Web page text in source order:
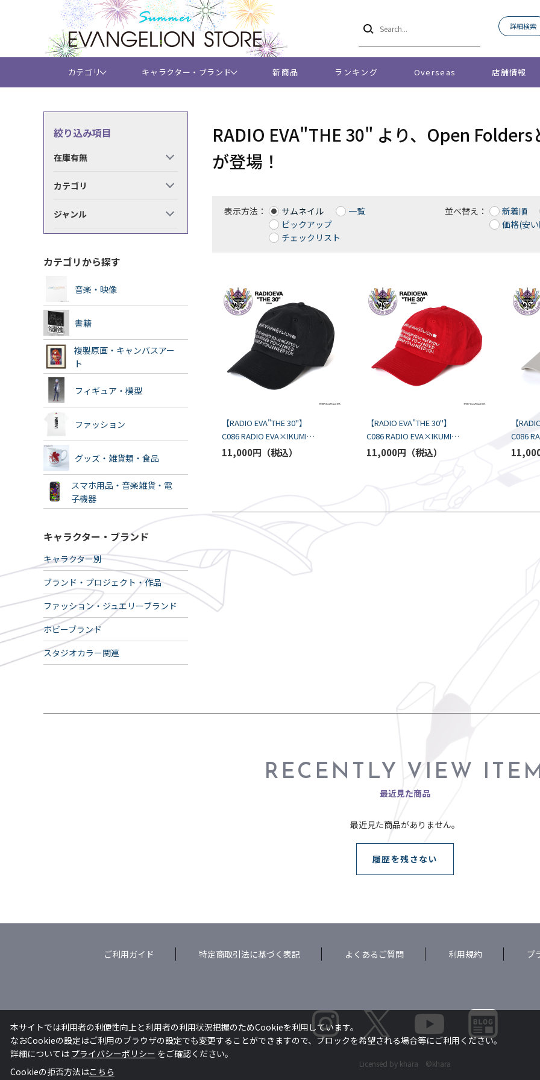
詳細検索
カテゴリ キャラクター・ブランド 新商品 ランキング Overseas 店舗情報
絞り込み項目
在庫有無
カテゴリ
ジャンル
カテゴリから探す
音楽・映像
書籍
複製原画・キャンバスアー
ト
フィギュア・模型
ファッション
グッズ・雑貨類・食品
スマホ用品・音楽雑貨・電
子機器
キャラクター・ブランド
キャラクター別
ブランド・プロジェクト・作品
ファッション・ジュエリーブランド
ホビーブランド
スタジオカラー関連
RADIO EVA"THE 30" より、Open
が登場！
表示方法： サムネイル
一覧
ピックアップ
チェックリスト
並べ替え：
新着順
価格(安
【RADIO EVA"THE 30"】
C086 RADIO EVA×IKUMI
EMBROIDERY CAP by
OpenFolders / BLACK
11,000円
【RADIO EVA"THE 30"】
C086 RADIO EVA×IKUMI
EMBROIDERY CAP by
OpenFolders / RED
11,000円
【
C086
RECENTLY VIEW
最近見た商品
最近見た商品がありません。
履歴を残さない
ご利用ガイド 特定商取引法に基づく表記 よくあるご質問 利用規約 プ
Licensed by khara ©khara
本サイトでは利用者の利便性向上と利用者の利用状況把握のためCookieを利用しています。
なおCookieの設定はご利用のブラウザの設定でも変更することができますので、ブロックを希望される場合等にご利用ください。
詳細については プライバシーポリシー をご確認ください。
Cookieの拒否方法はこちら